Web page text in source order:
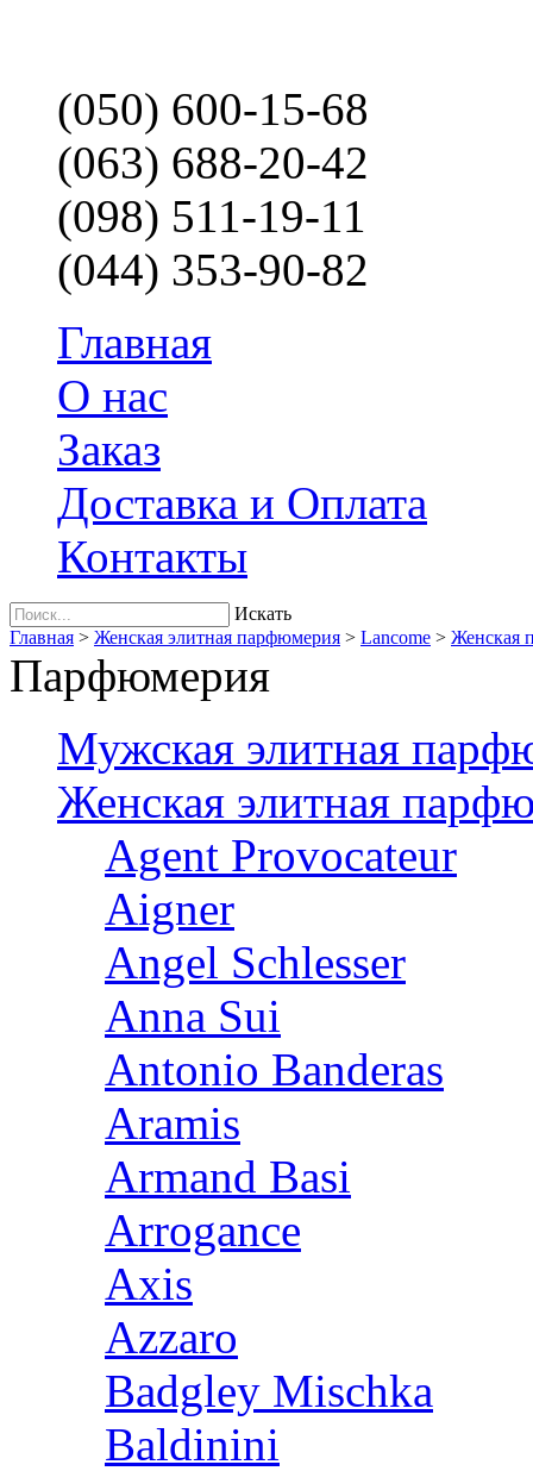
(050) 600-15-68
(063) 688-20-42
(098) 511-19-11
(044) 353-90-82
Главная
О нас
Заказ
Доставка и Оплата
Контакты
Искать
Главная > Женская элитная парфюмерия > Lancome > Женская
Парфюмерия
Мужская элитная
Женская элитная
Agent Provocateur
Aigner
Angel Schlesser
Anna Sui
Antonio Banderas
Aramis
Armand Basi
Arrogance
Axis
Azzaro
Badgley Mischka
Baldinini